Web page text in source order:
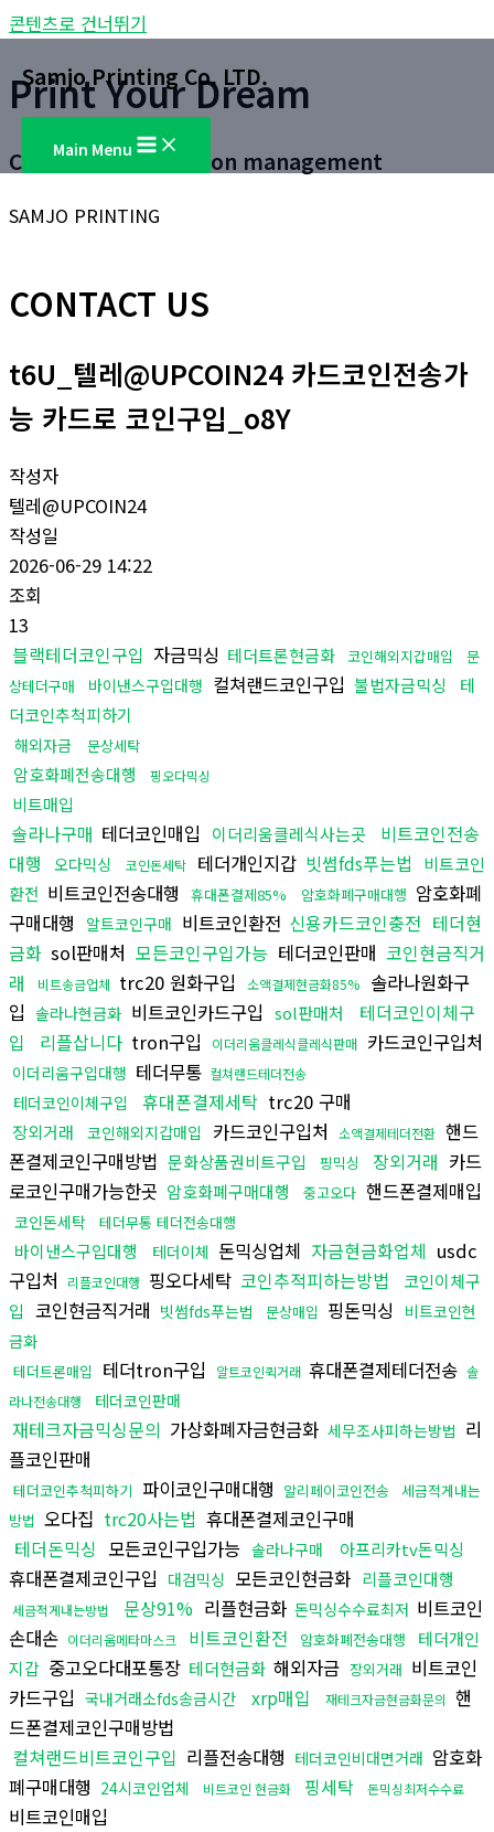
콘텐츠로 건너뛰기
Samjo Printing Co. LTD.
Main Menu
Print Your Dream
Customer satisfaction management
SAMJO PRINTING
CONTACT US
t6U_텔레@UPCOIN24 카드코인전송가
능 카드로 코인구입_o8Y
작성자
텔레@UPCOIN24
작성일
2026-06-29 14:22
조회
13
블랙테더코인구입 자금믹싱 테더트론현금화 코인해외지갑매입
문
상테더구매
바이낸스구입대행 컬쳐랜드코인구입 불법자금믹싱
테
더코인추척피하기
해외자금 문상세탁
암호화폐전송대행 핑오다믹싱
비트매입
솔라나구매 테더코인매입 이더리움클레식사는곳
비트코인전송
대행
오다믹싱 코인돈세탁 테더개인지갑 빗썸fds푸는법
비트코인
환전 비트코인전송대행 휴대폰결제85% 암호화폐구매대행 암호화폐
구매대행
알트코인구매 비트코인환전 신용카드코인충전 테더현
금화 sol판매처 모든코인구입가능 테더코인판매 코인현금직거
래
비트송금업체 trc20 원화구입 소액결제현금화85%
솔라나원화구
입 솔라나현금화 비트코인카드구입 sol판매처
테더코인이체구
입
리플삽니다 tron구입 이더리움클레식클레식판매 카드코인구입처
이더리움구입대행 테더무통 컬쳐랜드테더전송
테더코인이체구입 휴대폰결제세탁 trc20 구매
장외거래 코인해외지갑매입 카드코인구입처 소액결제테더전환 핸드
폰결제코인구매방법 문화상품권비트구입 핑믹싱 장외거래 카드
로코인구매가능한곳 암호화폐구매대행 중고오다 핸드폰결제매입
코인돈세탁 테더무통 테더전송대행
바이낸스구입대행 테더이체 돈믹싱업체 자금현금화업체 usdc
구입처
리플코인대행 핑오다세탁 코인추적피하는방법
코인이체구
입 코인현금직거래 빗썸fds푸는법 문상매입 핑돈믹싱
비트코인현
금화
테더트론매입 테더tron구입 알트코인퀵거래 휴대폰결제테더전송 솔
라나전송대행
테더코인판매
재테크자금믹싱문의 가상화폐자금현금화 세무조사피하는방법 리
플코인판매
테더코인추척피하기 파이코인구매대행 알리페이코인전송
세금적게내는
방법 오다집 trc20사는법 휴대폰결제코인구매
테더돈믹싱 모든코인구입가능 솔라나구매 아프리카tv돈믹싱
휴대폰결제코인구입 대검믹싱 모든코인현금화 리플코인대행
세금적게내는방법 문상91% 리플현금화 돈믹싱수수료최저 비트코인
손대손 이더리움메타마스크 비트코인환전 암호화폐전송대행
테더개인
지갑 중고오다대포통장 테더현금화 해외자금 장외거래 비트코인
카드구입 국내거래소fds송금시간 xrp매입 재테크자금현금화문의 핸
드폰결제코인구매방법
컬쳐랜드비트코인구입 리플전송대행 테더코인비대면거래 암호화
폐구매대행 24시코인업체 비트코인 현금화 핑세탁 돈믹싱최저수수료
비트코인매입